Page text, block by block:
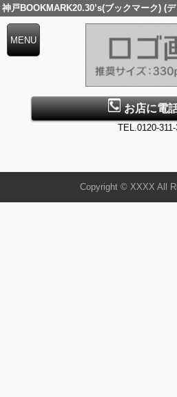
神戸BOOKMARK20.30’s(ブックマーク) (
お店に電
TEL.0120-
Copyright © XXXX All